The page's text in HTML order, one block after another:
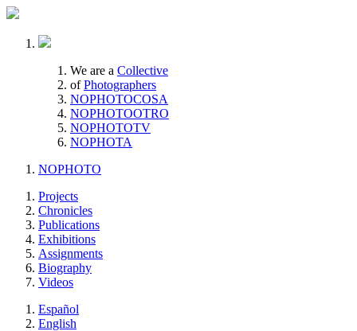
We are a Collective
of Photographers
NOPHOTOCOSA
NOPHOTOOTRO
NOPHOTOTV
NOPHOTA
NOPHOTO
Projects
Chronicles
Publications
Exhibitions
Assignments
Biography
Videos
Español
English